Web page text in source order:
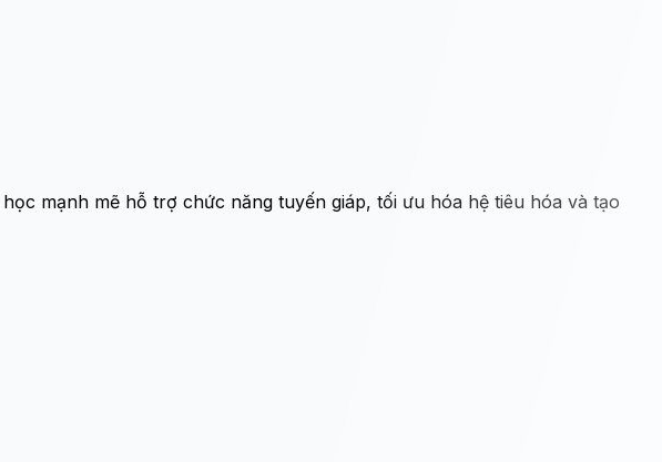
mạnh mẽ hỗ trợ chức năng tuyến giáp, tối ưu hóa hệ tiêu hóa và tạo